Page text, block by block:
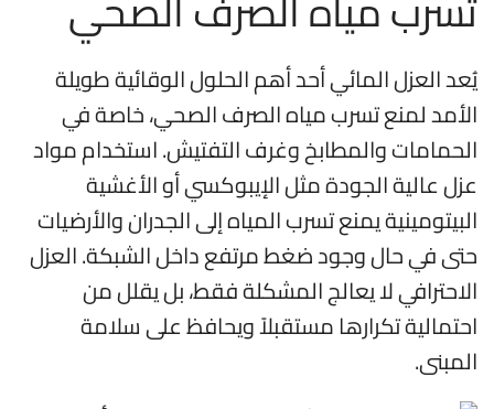
يُعد العزل المائي أحد أهم الحلول الوقائية طويلة
الأمد لمنع تسرب مياه الصرف الصحي، خاصة في
الحمامات والمطابخ وغرف التفتيش. استخدام مواد
عزل عالية الجودة مثل الإيبوكسي أو الأغشية
البيتومينية يمنع تسرب المياه إلى الجدران والأرضيات
حتى في حال وجود ضغط مرتفع داخل الشبكة. العزل
الاحترافي لا يعالج المشكلة فقط، بل يقلل من
احتمالية تكرارها مستقبلاً ويحافظ على سلامة
المبنى.